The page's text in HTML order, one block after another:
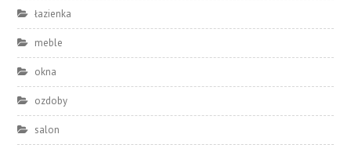
łazienka
meble
okna
ozdoby
salon